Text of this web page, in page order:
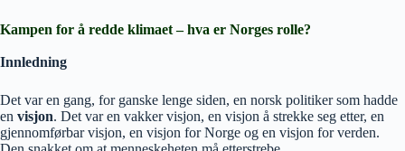
Kampen for å redde klimaet – hva er Norges rolle?
Innledning
Det var en gang, for ganske lenge siden, en norsk politiker som hadde
en visjon. Det var en vakker visjon, en visjon å strekke seg etter, en
gjennomførbar visjon, en visjon for Norge og en visjon for verden.